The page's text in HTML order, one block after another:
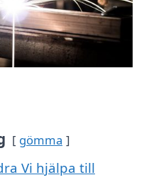
gömma
Vi hjälpa till